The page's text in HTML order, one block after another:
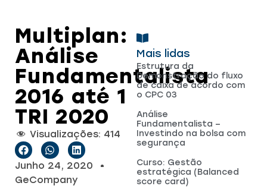
Multiplan:
Análise
Fundamentalista
2016 até 1
TRI 2020
Visualizações: 414
Junho 24, 2020
GeCompany
Mais lidas
Estrutura da
Demonstração do fluxo
de caixa de acordo com
o CPC 03
Análise
Fundamentalista –
Investindo na bolsa com
segurança
Curso: Gestão
estratégica (Balanced
score card)